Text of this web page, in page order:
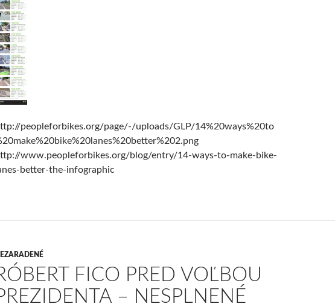
peopleforbikes.org/page/-/uploads/GLP/14%20ways%20to
www.peopleforbikes.org/blog/entry/14-ways-to-make-bike-
better-the-infographic
FICO PRED VOĽBOU
– NESPLNENÉ